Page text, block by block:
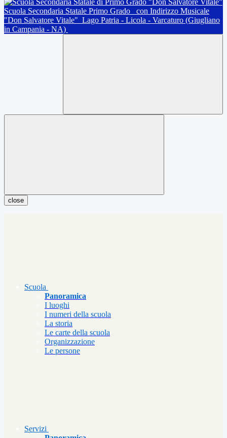
Scuola Secondaria Statale Primo Grado
con Indirizzo Musicale
"Don Salvatore Vitale" Lago Patria - Licola - Varcaturo (Giugliano
in Campania - NA)
close
Scuola
Panoramica
I luoghi
I numeri della scuola
La storia
Le carte della scuola
Organizzazione
Le persone
Servizi